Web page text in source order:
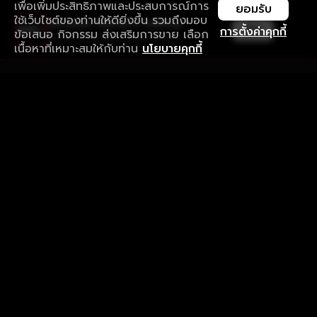
เพื่อเพิ่มประสิทธิภาพและประสบการณ์การ
ใช้เว็บไซต์ของท่านให้ดียิ่งขึ้น รวมถึงมอบ
ข้อเสนอ กิจกรรม ส่งเสริมการขาย เลือก
เนื้อหาที่เหมาะสมให้กับท่าน นโยบายคุกกี้
การตั้งค่าคุกกี้
ยอมรับ
ใช้งานแอป ลื่นไหลกว่า ไม่มีสะดุด
ดาวน์โหลดแอปเพื่อการรับชมที่ดีกว่า เปิด